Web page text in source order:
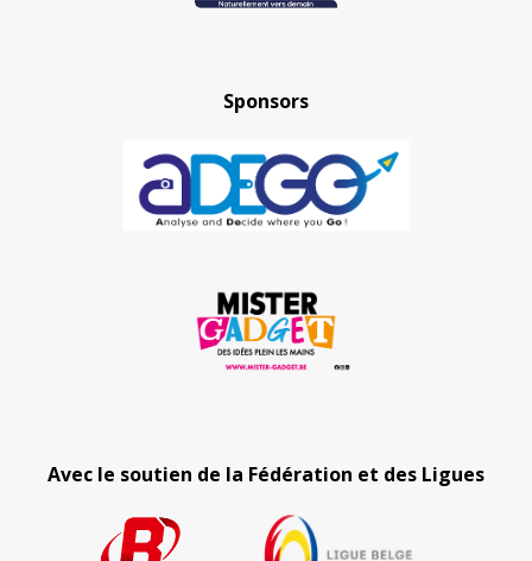
Sponsors
Avec le soutien de la Fédération et des Ligues